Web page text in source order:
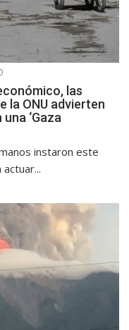
las
la ONU advierten
‘Gaza
instaron este